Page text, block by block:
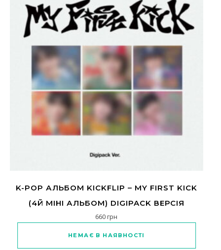
K-POP АЛЬБОМ KICKFLIP – MY FIRST KICK
(4Й МІНІ АЛЬБОМ) DIGIPACK ВЕРСІЯ
660грн
НЕМАЄ В НАЯВНОСТІ